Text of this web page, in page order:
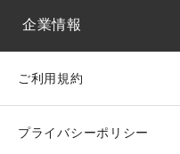
企業情報
ご利用規約
プライバシーポリシー